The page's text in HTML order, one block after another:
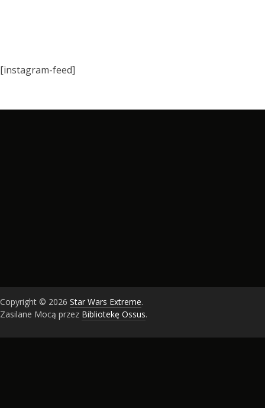
[instagram-feed]
Copyright © 2026 Star Wars Extreme.
Zasilane Mocą przez Bibliotekę Ossus.